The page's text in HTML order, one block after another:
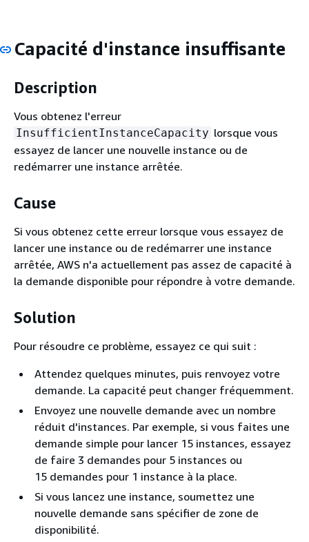
Capacité d'instance insuffisante
Description
Vous obtenez l'erreur
InsufficientInstanceCapacity lorsque vous
essayez de lancer une nouvelle instance ou de
redémarrer une instance arrêtée.
Cause
Si vous obtenez cette erreur lorsque vous essayez de
lancer une instance ou de redémarrer une instance
arrêtée, AWS n'a actuellement pas assez de capacité à
la demande disponible pour répondre à votre demande.
Solution
Pour résoudre ce problème, essayez ce qui suit :
Attendez quelques minutes, puis renvoyez votre
demande. La capacité peut changer fréquemment.
Envoyez une nouvelle demande avec un nombre
réduit d'instances. Par exemple, si vous faites une
demande simple pour lancer 15 instances, essayez
de faire 3 demandes pour 5 instances ou
15 demandes pour 1 instance à la place.
Si vous lancez une instance, soumettez une
nouvelle demande sans spécifier de zone de
disponibilité.